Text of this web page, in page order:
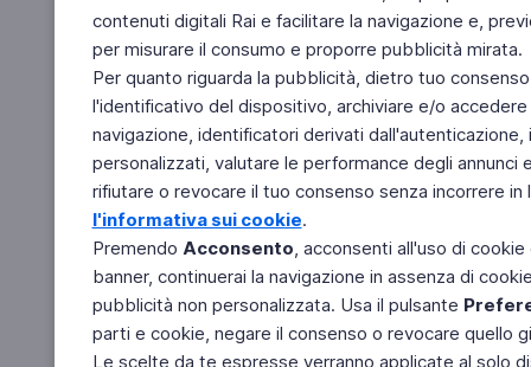
contenuti digitali Rai e facilitare la navigazione e,
per misurare il consumo e proporre pubblicità mirata.
Per quanto riguarda la pubblicità, dietro tuo
l'identificativo del dispositivo, archiviare e/o
navigazione, identificatori derivati
personalizzati, valutare le performance degli
rifiutare o revocare il tuo consenso senza incorrere
l'informativa sui cookie.
Premendo Acconsento, acconsenti all'uso di
banner, continuerai la navigazione in assenza di
pubblicità non personalizzata. Usa il pulsante
parti e cookie, negare il consenso o revocare quello
Le scelte da te espresse verranno applicate al solo